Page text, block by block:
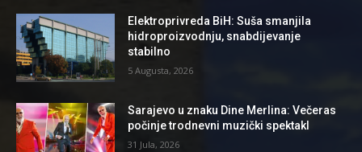
Elektroprivreda BiH: Suša smanjila
hidroproizvodnju, snabdijevanje
stabilno
5 Augusta, 2026
Sarajevo u znaku Dine Merlina: Večeras
počinje trodnevni muzički spektakl
31 Jula, 2026